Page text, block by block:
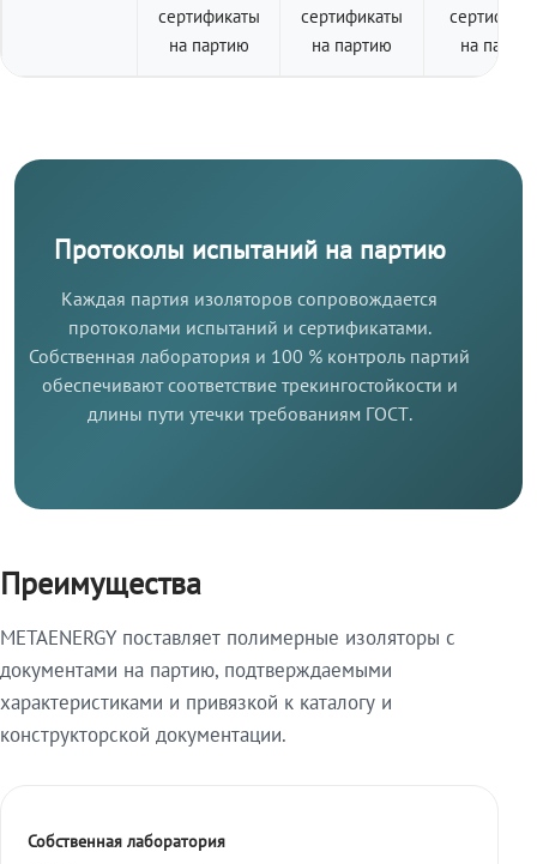
сертификаты
на партию
сертификаты
на партию
на
Протоколы испытаний на партию
Каждая партия изоляторов сопровождается
протоколами испытаний и сертификатами.
Собственная лаборатория и 100 % контроль партий
обеспечивают соответствие трекингостойкости и
длины пути утечки требованиям ГОСТ.
Преимущества
METAENERGY поставляет полимерные изоляторы с
документами на партию, подтверждаемыми
характеристиками и привязкой к каталогу и
конструкторской документации.
Собственная лаборатория